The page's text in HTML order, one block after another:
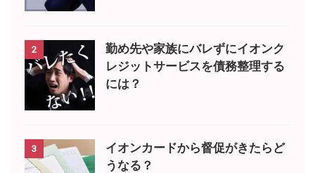
2
勤め先や家族にバレずにイオンク
レジットサービスを債務整理する
には？
3
イオンカードから督促がきたらど
うなる？